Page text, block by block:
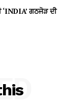
‘INDIA’ ਗਠਜੋੜ ਦੀ